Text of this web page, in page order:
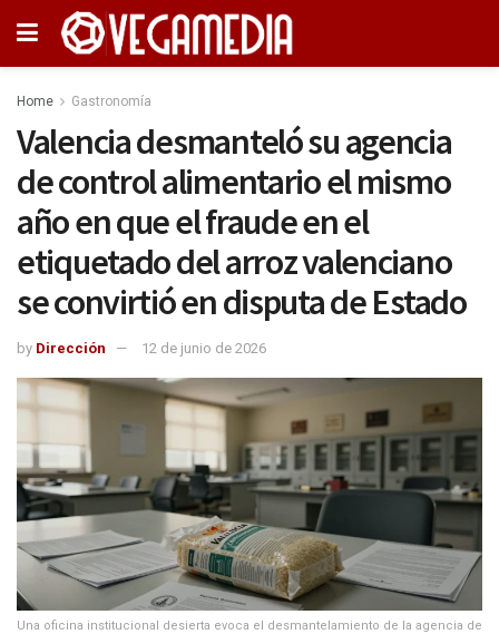
Home Gastronomía
Valencia desmanteló su agencia
de control alimentario el mismo
año en que el fraude en el
etiquetado del arroz valenciano
se convirtió en disputa de Estado
by Dirección 12 de junio de 2026
Una oficina institucional desierta evoca el desmantelamiento de la agencia de